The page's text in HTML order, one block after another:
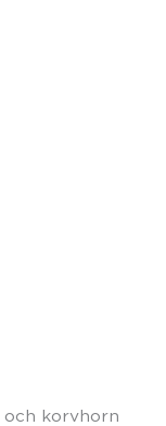
och korvhorn